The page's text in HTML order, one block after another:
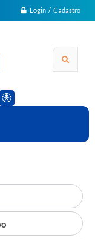
Login / Cadastro